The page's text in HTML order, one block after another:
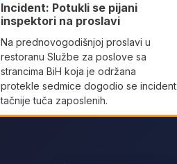
Incident: Potukli se pijani
inspektori na proslavi
Na prednovogodišnjoj proslavi u
restoranu Službe za poslove sa
strancima BiH koja je održana
protekle sedmice dogodio se incident
tačnije tuča zaposlenih.